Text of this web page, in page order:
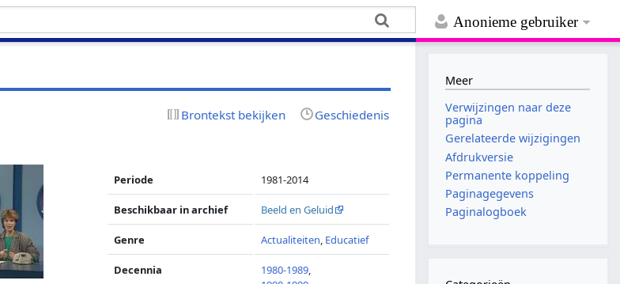
Anonieme gebruiker
Brontekst bekijken Geschiedenis
Periode 1981-2014
Beschikbaar in archief Beeld en Geluid
Genre Actualiteiten, Educatief
Decennia 1980-1989,
Meer
Verwijzingen naar deze
pagina
Gerelateerde wijzigingen
Afdrukversie
Permanente koppeling
Paginagegevens
Paginalogboek